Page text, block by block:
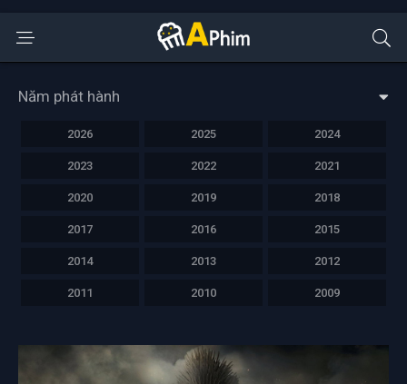
Năm phát hành
2026 2025 2024
2023 2022 2021
2020 2019 2018
2017 2016 2015
2014 2013 2012
2011 2010 2009